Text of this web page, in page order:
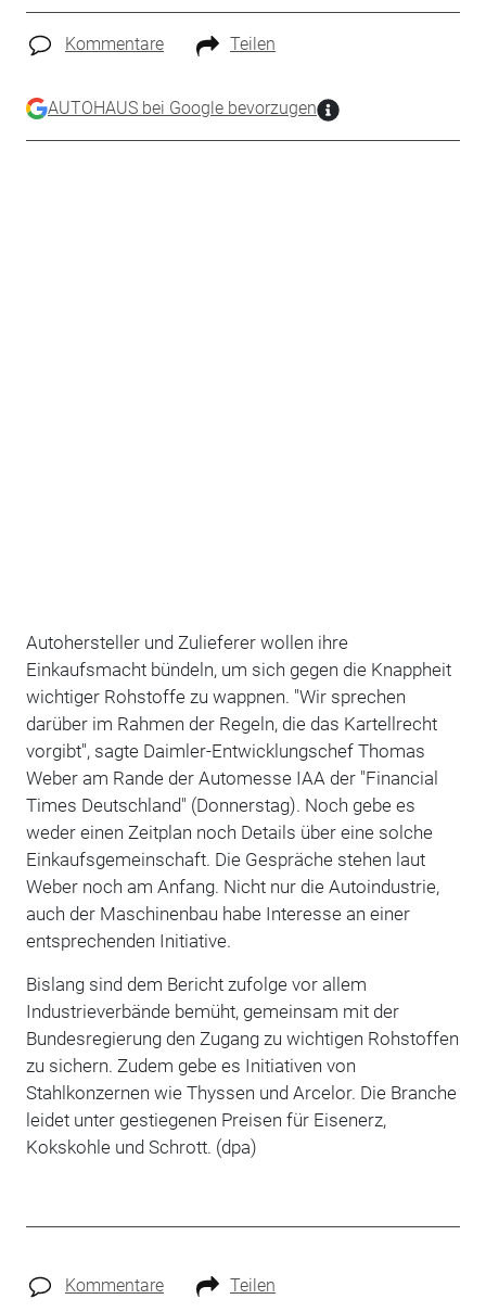
Kommentare Teilen
AUTOHAUS bei Google bevorzugen
Autohersteller und Zulieferer wollen ihre
Einkaufsmacht bündeln, um sich gegen die Knappheit
wichtiger Rohstoffe zu wappnen. "Wir sprechen
darüber im Rahmen der Regeln, die das Kartellrecht
vorgibt", sagte Daimler-Entwicklungschef Thomas
Weber am Rande der Automesse IAA der "Financial
Times Deutschland" (Donnerstag). Noch gebe es
weder einen Zeitplan noch Details über eine solche
Einkaufsgemeinschaft. Die Gespräche stehen laut
Weber noch am Anfang. Nicht nur die Autoindustrie,
auch der Maschinenbau habe Interesse an einer
entsprechenden Initiative.
Bislang sind dem Bericht zufolge vor allem
Industrieverbände bemüht, gemeinsam mit der
Bundesregierung den Zugang zu wichtigen Rohstoffen
zu sichern. Zudem gebe es Initiativen von
Stahlkonzernen wie Thyssen und Arcelor. Die Branche
leidet unter gestiegenen Preisen für Eisenerz,
Kokskohle und Schrott. (dpa)
Kommentare Teilen